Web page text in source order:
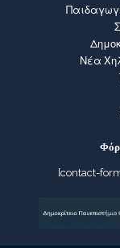
Νέα
[contact-